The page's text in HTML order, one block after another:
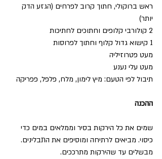
ראש ברוקולי, חתוך קרוב לפרחים (הגזע הדק
יותר)
2 קולורבי קלופים וחתוכים לחתיכות
1 קישוא גדול קלוף וחתוך לפרוסות
מעט פטרוזיליה
מעט עלי נענע
תיבול לפי הטעם: מיץ לימון, מלח, פלפל, פפריקה
ההכנה
שמים את כל הירקות בסיר וממלאים במים כדי
כיסוי. מביאים לרתיחה ומוסיפים את התבלינים.
מבשלים עד שהירקות מתרככים.